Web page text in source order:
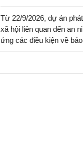
Từ 22/9/2026, dự án
xã hội liên quan đến an
ứng các điều kiện về